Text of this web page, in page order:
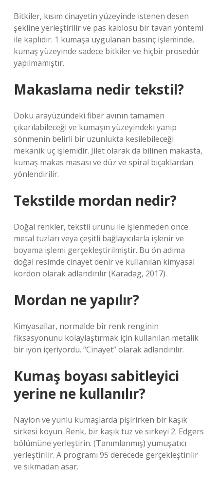
Bitkiler, kısım cinayetin yüzeyinde istenen desen
şekline yerleştirilir ve pas kablosu bir tavan yöntemi
ile kaplıdır. 1 kumaşa uygulanan basınç işleminde,
kumaş yüzeyinde sadece bitkiler ve hiçbir prosedür
yapılmamıştır.
Makaslama nedir tekstil?
Doku arayüzündeki fiber avının tamamen
çıkarılabileceği ve kumaşın yüzeyindeki yanıp
sönmenin belirli bir uzunlukta kesilebileceği
mekanik uç işlemidir. Jilet olarak da bilinen makasta,
kumaş makas masası ve düz ve spiral bıçaklardan
yönlendirilir.
Tekstilde mordan nedir?
Doğal renkler, tekstil ürünü ile işlenmeden önce
metal tuzları veya çeşitli bağlayıcılarla işlenir ve
boyama işlemi gerçekleştirilmiştir. Bu ön adıma
doğal resimde cinayet denir ve kullanılan kimyasal
kordon olarak adlandırılır (Karadag, 2017).
Mordan ne yapılır?
Kimyasallar, normalde bir renk renginin
fiksasyonunu kolaylaştırmak için kullanılan metalik
bir iyon içeriyordu. “Cinayet” olarak adlandırılır.
Kumaş boyası sabitleyici
yerine ne kullanılır?
Naylon ve yünlü kumaşlarda pişirirken bir kaşık
sirkesi koyun. Renk, bir kaşık tuz ve sirkeyi 2. Edgers
bölümüne yerleştirin. (Tanımlanmış) yumuşatıcı
yerleştirilir. A programı 95 derecede gerçekleştirilir
ve sıkmadan asar.